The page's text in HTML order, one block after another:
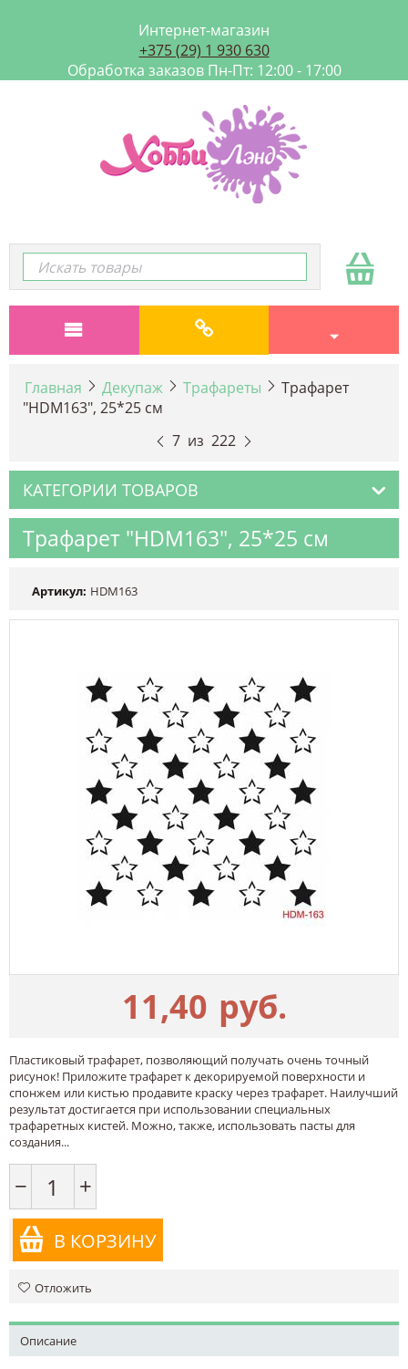
Интернет-магазин
+375 (29) 1 930 630
Обработка заказов Пн-Пт: 12:00 - 17:00
Главная Декупаж Трафареты
Трафарет
"HDM163", 25*25 см
7 из 222
КАТЕГОРИИ ТОВАРОВ
Трафарет "HDM163", 25*25 см
Артикул: HDM163
11,40 руб.
Пластиковый трафарет, позволяющий получать очень точный
рисунок! Приложите трафарет к декорируемой поверхности и
спонжем или кистью продавите краску через трафарет. Наилучший
результат достигается при использовании специальных
трафаретных кистей. Можно, также, использовать пасты для
создания...
− +
В КОРЗИНУ
Отложить
Описание